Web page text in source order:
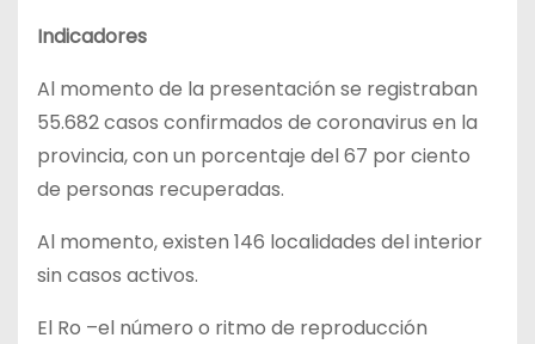
Indicadores
Al momento de la presentación se registraban
55.682 casos confirmados de coronavirus en la
provincia, con un porcentaje del 67 por ciento
de personas recuperadas.
Al momento, existen 146 localidades del interior
sin casos activos.
El Ro –el número o ritmo de reproducción